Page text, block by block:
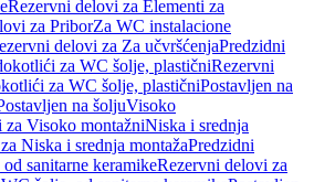
Rezervni delovi za Elementi za
za PriborZa WC instalacione
delovi za Za učvršćenjaPredzidni
za WC šolje, plastičniRezervni
za WC šolje, plastičniPostavljen na
na šoljuVisoko
Visoko montažniNiska i srednja
Niska i srednja montažaPredzidni
sanitarne keramikeRezervni delovi za